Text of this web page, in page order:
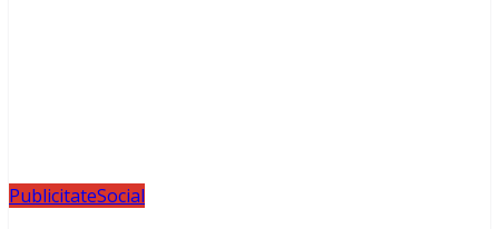
PublicitateSocial